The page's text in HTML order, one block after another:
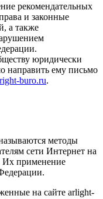
рекомендательных
и законные
а также
юридически
направить ему письмо
buro.ru.
методы
сети Интернет на
Их применение
на сайте arlight-